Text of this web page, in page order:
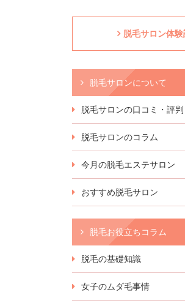
脱毛サロン体
脱毛サロンについて
脱毛サロンの口コミ・評判
脱毛サロンのコラム
今月の脱毛エステサロン
おすすめ脱毛サロン
脱毛お役立ちコラム
脱毛の基礎知識
女子のムダ毛事情